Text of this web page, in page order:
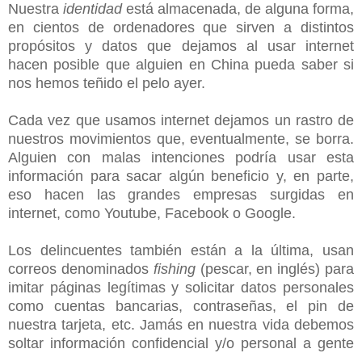
Nuestra identidad está almacenada, de alguna forma,
en cientos de ordenadores que sirven a distintos
propósitos y datos que dejamos al usar internet
hacen posible que alguien en China pueda saber si
nos hemos teñido el pelo ayer.
Cada vez que usamos internet dejamos un rastro de
nuestros movimientos que, eventualmente, se borra.
Alguien con malas intenciones podría usar esta
información para sacar algún beneficio y, en parte,
eso hacen las grandes empresas surgidas en
internet, como Youtube, Facebook o Google.
Los delincuentes también están a la última, usan
correos denominados fishing(pescar, en inglés) para
imitar páginas legítimas y solicitar datos personales
como cuentas bancarias, contraseñas, el pin de
nuestra tarjeta, etc. Jamás en nuestra vida debemos
soltar información confidencial y/o personal a gente